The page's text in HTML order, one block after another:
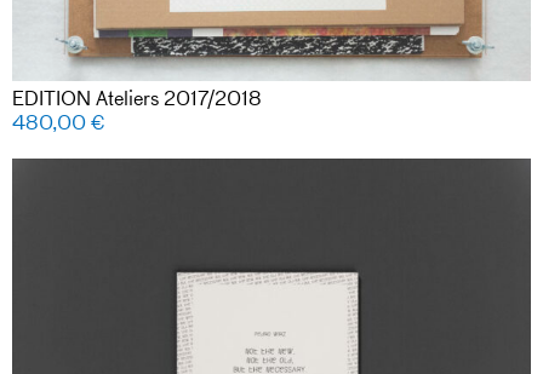
EDITION Ateliers 2017/2018
480,00€